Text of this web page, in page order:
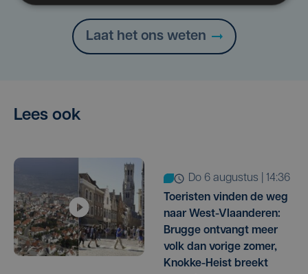
Laat het ons weten
Lees ook
do 6 augustus | 14:36
Toeristen vinden de weg
naar West-Vlaanderen:
Brugge ontvangt meer
volk dan vorige zomer,
Knokke-Heist breekt